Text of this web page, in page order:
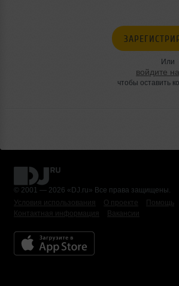
Или
войдите
чтобы оставить
© 2001 — 2026 «DJ.ru» Все права защищены.
Условия использования
О проекте Помощь
Контактная информация
Вакансии